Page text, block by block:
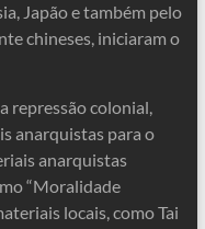
Japão e também pelo
chineses, iniciaram o
repressão colonial,
anarquistas para o
anarquistas
“Moralidade
locais, como Tai